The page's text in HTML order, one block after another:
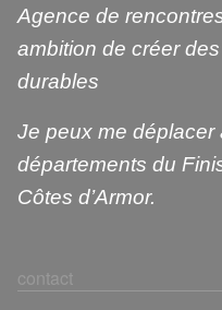
Agence de
ambition de créer
durables
Je peux me déplacer
départements du
Côtes d’Armor.
contact